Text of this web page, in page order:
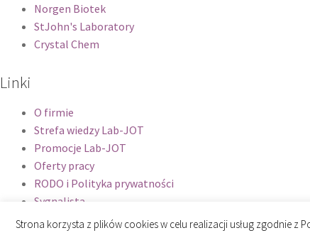
Norgen Biotek
StJohn's Laboratory
Crystal Chem
Linki
O firmie
Strefa wiedzy Lab-JOT
Promocje Lab-JOT
Oferty pracy
RODO i Polityka prywatności
Sygnalista
Kontakt
Strona korzysta z plików cookies w celu realizacji usług zgodnie z